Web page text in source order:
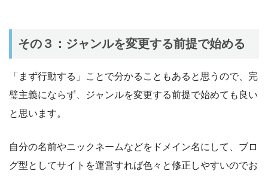
その３：ジャンルを変更する前提で始める
「まず行動する」ことで分かることもあると思うので、完
璧主義にならず、ジャンルを変更する前提で始めても良い
と思います。
自分の名前やニックネームなどをドメイン名にして、ブロ
グ型としてサイトを運営すれば色々と修正しやすいのでお